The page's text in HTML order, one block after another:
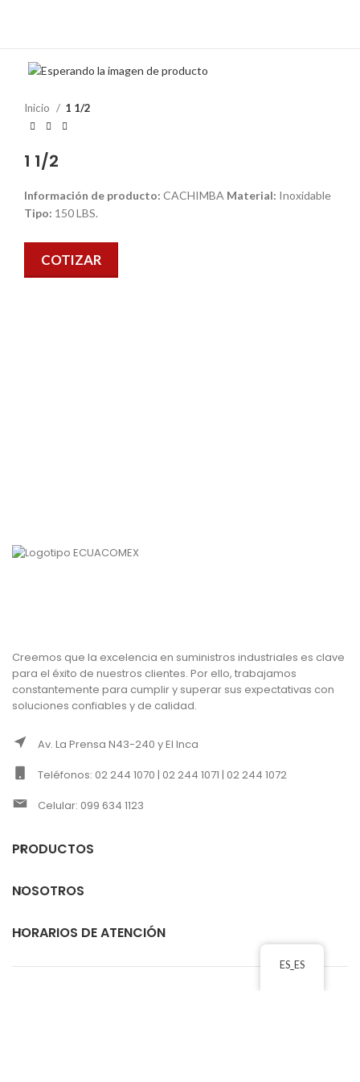
Inicio 1 1/2
1 1/2
Información de producto: CACHIMBA Material: Inoxidable
Tipo: 150 LBS.
COTIZAR
Creemos que la excelencia en suministros industriales es clave
para el éxito de nuestros clientes. Por ello, trabajamos
constantemente para cumplir y superar sus expectativas con
soluciones confiables y de calidad.
Av. La Prensa N43-240 y El Inca
Teléfonos: 02 244 1070 | 02 244 1071 | 02 244 1072
Celular: 099 634 1123
PRODUCTOS
NOSOTROS
HORARIOS DE ATENCIÓN
ES_ES